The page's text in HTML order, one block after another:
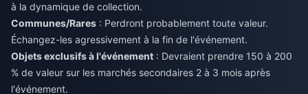
à la dynamique de collection.
Communes/Rares : Perdront probablement toute valeur.
Échangez-les agressivement à la fin de l'événement.
Objets exclusifs à l'événement : Devraient prendre 150 à 200
% de valeur sur les marchés secondaires 2 à 3 mois après
l'événement.